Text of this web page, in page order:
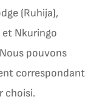
(Ruhija),
et Nkuringo
pouvons
correspondant
choisi.